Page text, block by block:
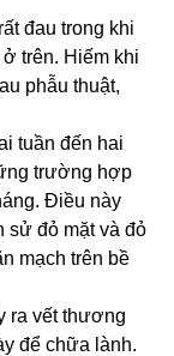
đau trong khi
trên. Hiếm khi
phẫu thuật,
tuần đến hai
trường hợp
Điều này
sử đỏ mặt và đỏ
mạch trên bề
ra vết thương
để chữa lành.